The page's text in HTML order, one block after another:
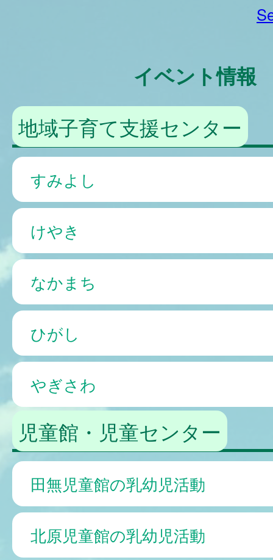
イベント情報
地域子育て支援センター
すみよし
けやき
なかまち
ひがし
やぎさわ
児童館・児童センター
田無児童館の乳幼児活動
北原児童館の乳幼児活動